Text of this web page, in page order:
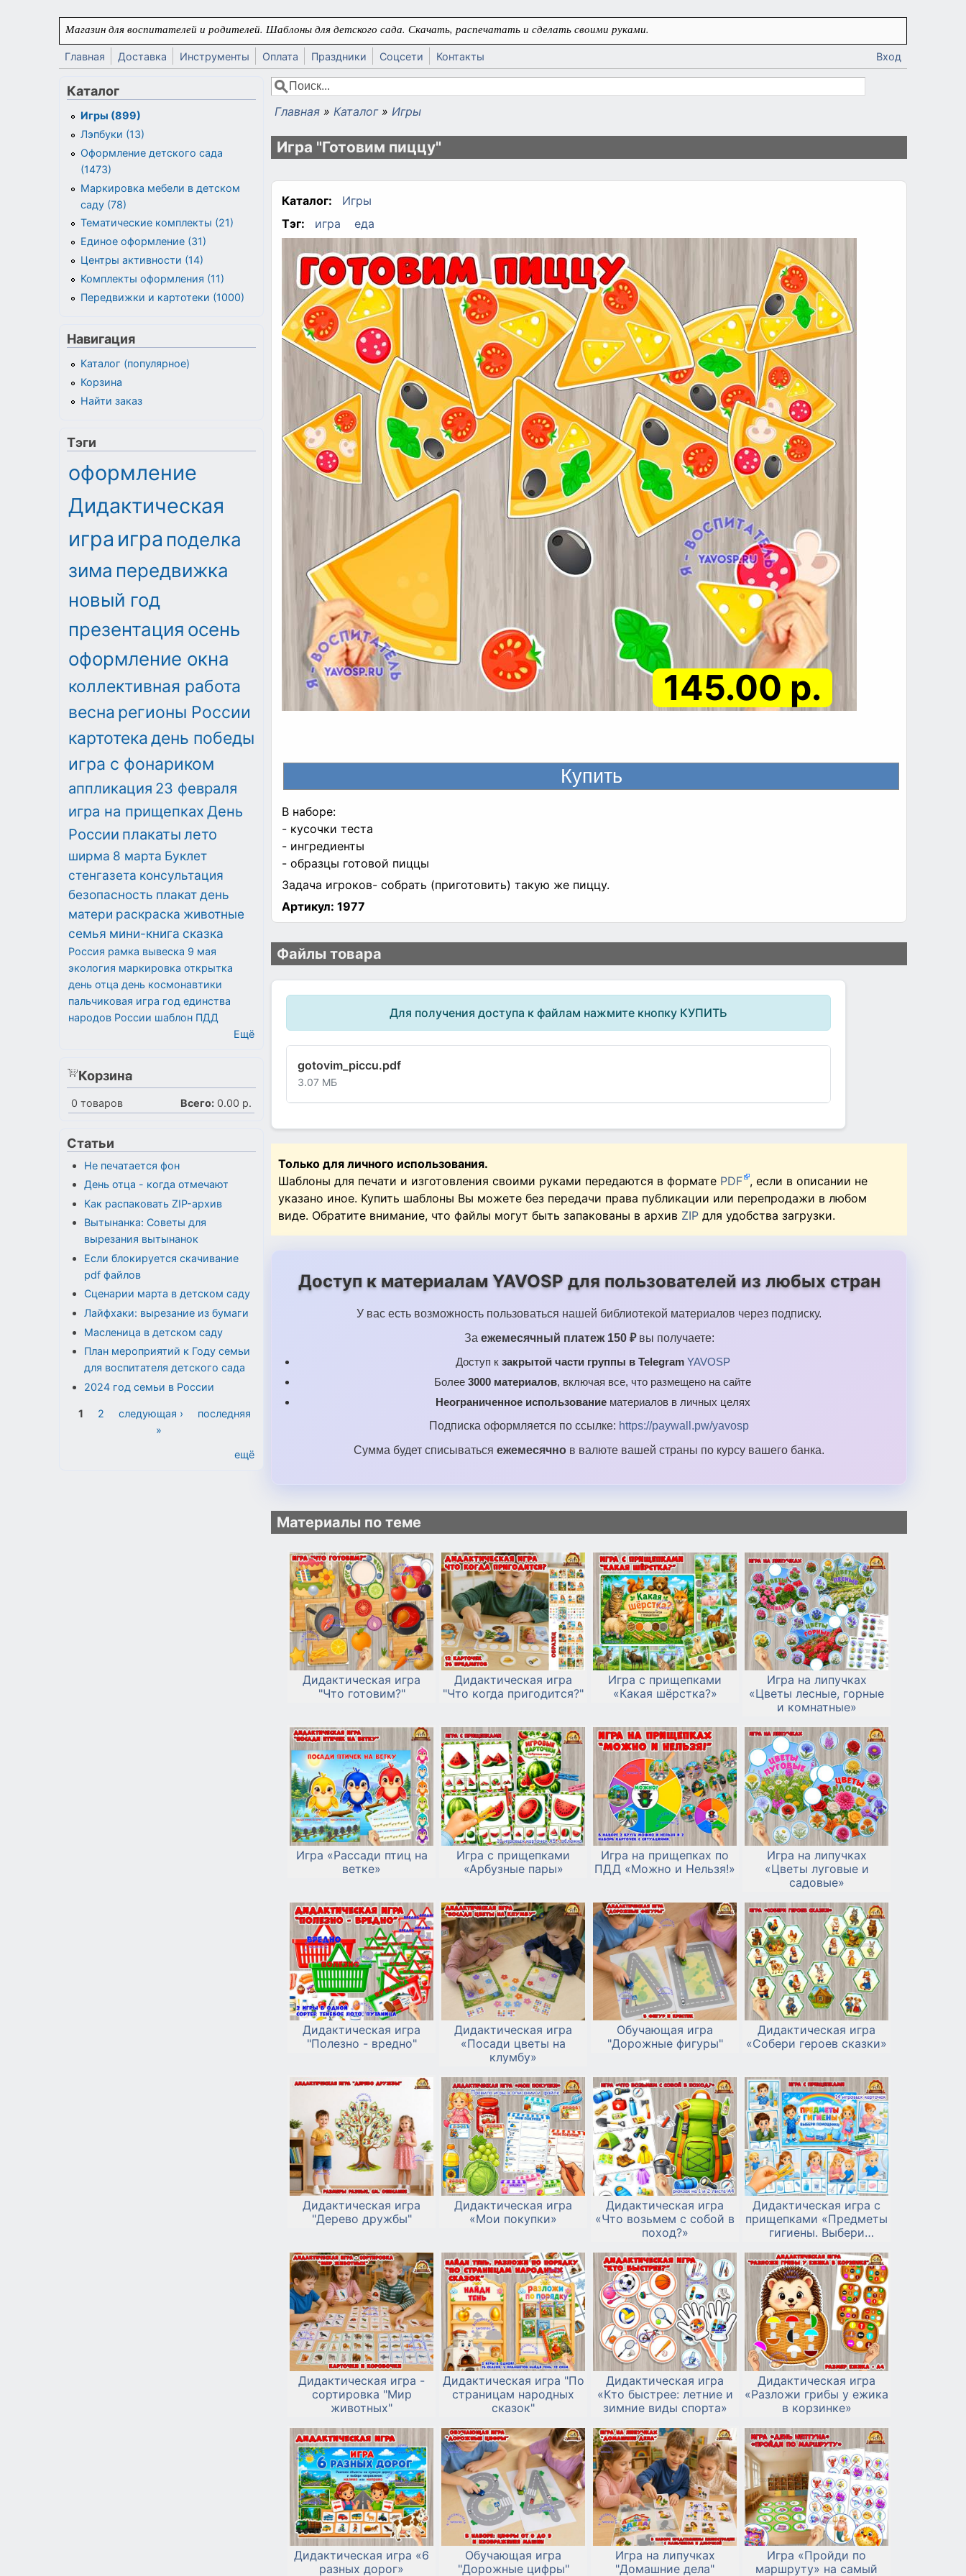
Перейти к основному содержанию
Магазин для воспитателей и родителей. Шаблоны для детского сада. Скачать, распечатать и сделать своими руками.
Главная Доставка Инструменты Оплата Праздники Соцсети Контакты Вход
Форма поиска
Поиск
Вы здесь
Главная » Каталог » Игры
Игра "Готовим пиццу"
Каталог:
Игры
Тэг:
игра еда
145.00 р.
В наборе:
- кусочки теста
- ингредиенты
- образцы готовой пиццы
Задача игроков- собрать (приготовить) такую же пиццу.
Артикул: 1977
Файлы товара
Для получения доступа к файлам нажмите кнопку КУПИТЬ
gotovim_piccu.pdf
3.07 МБ
Только для личного использования.
Шаблоны для печати и изготовления своими руками передаются в формате PDF , если в описании не
указано иное. Купить шаблоны Вы можете без передачи права публикации или перепродажи в любом
виде. Обратите внимание, что файлы могут быть запакованы в архив ZIP для удобства загрузки.
Доступ к материалам YAVOSP для пользователей из любых стран
У вас есть возможность пользоваться нашей библиотекой материалов через подписку.
За ежемесячный платеж 150 ₽вы получаете:
Доступ к закрытой части группы в Telegram YAVOSP
Более 3000 материалов, включая все, что размещено на сайте
Неограниченное использованиематериалов в личных целях
Подписка оформляется по ссылке: https://paywall.pw/yavosp
Сумма будет списываться ежемесячно в валюте вашей страны по курсу вашего банка.
Материалы по теме
Дидактическая игра
"Что готовим?"
Дидактическая игра
"Что когда пригодится?"
Игра с прищепками
«Какая шёрстка?»
Игра на липучках
«Цветы лесные, горные
и комнатные»
Игра «Рассади птиц на
ветке»
Игра с прищепками
«Арбузные пары»
Игра на прищепках по
ПДД «Можно и Нельзя!»
Игра на липучках
«Цветы луговые и
садовые»
Дидактическая игра
"Полезно - вредно"
Дидактическая игра
«Посади цветы на
клумбу»
Обучающая игра
"Дорожные фигуры"
Дидактическая игра
«Собери героев сказки»
Дидактическая игра
"Дерево дружбы"
Дидактическая игра
«Мои покупки»
Дидактическая игра
«Что возьмем с собой в
поход?»
Дидактическая игра с
прищепками «Предметы
гигиены. Выбери
Дидактическая игра -
сортировка "Мир
животных"
Дидактическая игра "По
страницам народных
сказок"
Дидактическая игра
«Кто быстрее: летние и
зимние виды спорта»
Дидактическая игра
«Разложи грибы у ежика
в корзинке»
Дидактическая игра «6
разных дорог»
Обучающая игра
"Дорожные цифры"
Игра на липучках
"Домашние дела"
Игра «Пройди по
маршруту» на самый
Каталог
Игры (899)
Лэпбуки (13)
Оформление детского сада
(1473)
Маркировка мебели в детском
саду (78)
Тематические комплекты (21)
Единое оформление (31)
Центры активности (14)
Комплекты оформления (11)
Передвижки и картотеки (1000)
Навигация
Каталог (популярное)
Корзина
Найти заказ
Тэги
оформление
Дидактическая
игра игра поделка
зима передвижка
новый год
презентация осень
оформление окна
коллективная работа
весна регионы России
картотекадень победы
игра с фонариком
аппликация 23 февраля
игра на прищепках День
России плакаты лето
ширма 8 марта Буклет
стенгазета консультация
безопасность плакатдень
матери раскраска животные
семья мини-книга сказка
Россия рамка вывеска 9 мая
экология маркировка открытка
день отца день космонавтики
пальчиковая игра год единства
народов России шаблон ПДД
Ещё
Корзина
0 товаров Всего: 0.00 р.
Статьи
Не печатается фон
День отца - когда отмечают
Как распаковать ZIP-архив
Вытынанка: Советы для
вырезания вытынанок
Если блокируется скачивание
pdf файлов
Сценарии марта в детском саду
Лайфхаки: вырезание из бумаги
Масленица в детском саду
План мероприятий к Году семьи
для воспитателя детского сада
2024 год семьи в России
Страницы
1 2 следующая ›
последняя
»
ещё